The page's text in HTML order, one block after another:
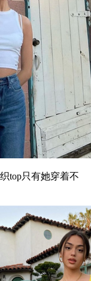
top只有她穿着不